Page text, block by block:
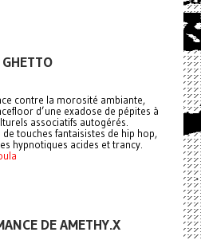
contre la morosité ambiante,
d’une exadose de pépites à
associatifs autogérés.
touches fantaisistes de hip hop,
hypnotiques acides et trancy.
DE AMETHY.X